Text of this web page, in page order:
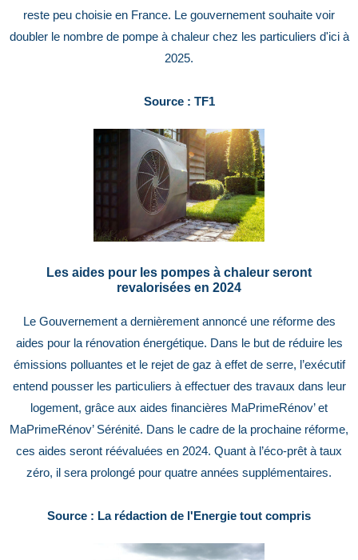
reste peu choisie en France. Le gouvernement souhaite voir
doubler le nombre de pompe à chaleur chez les particuliers d'ici à
2025.
Source : TF1
Les aides pour les pompes à chaleur seront
revalorisées en 2024
Le Gouvernement a dernièrement annoncé une réforme des
aides pour la rénovation énergétique. Dans le but de réduire les
émissions polluantes et le rejet de gaz à effet de serre, l’exécutif
entend pousser les particuliers à effectuer des travaux dans leur
logement, grâce aux aides financières MaPrimeRénov’ et
MaPrimeRénov’ Sérénité. Dans le cadre de la prochaine réforme,
ces aides seront réévaluées en 2024. Quant à l’éco-prêt à taux
zéro, il sera prolongé pour quatre années supplémentaires.
Source : La rédaction de l'Energie tout compris